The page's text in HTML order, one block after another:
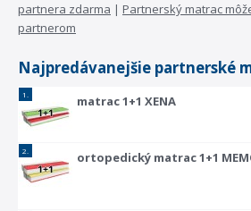
partnera zdarma | Partnerský matrac
partnerom
Najpredávanejšie partnerské
1.
matrac 1+1 XENA
2. ortopedický matrac 1+1